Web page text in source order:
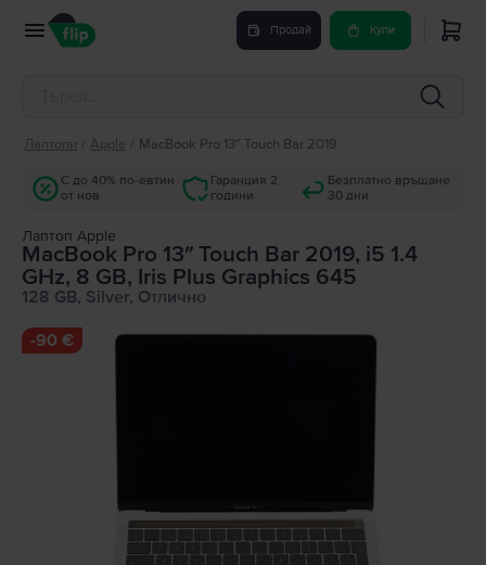
Продай Купи
Лаптопи Apple MacBook Pro 13″ Touch Bar 2019
С до 40% по-евтин
от нов
Гаранция 2
години
Безплатно връщане
30 дни
Лаптоп Apple
MacBook Pro 13″ Touch Bar 2019, i5 1.4
GHz, 8 GB, Iris Plus Graphics 645
128 GB, Silver, Отлично
-90 €